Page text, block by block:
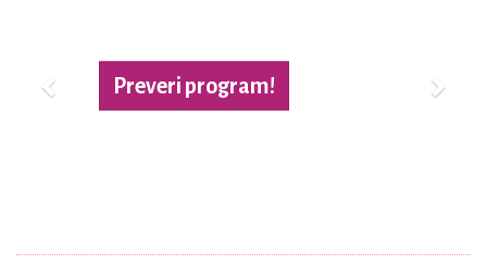
Preveri program!